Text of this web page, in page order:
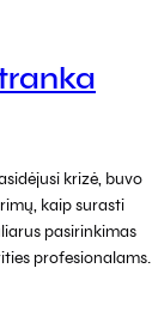
krizė, buvo
kaip surasti
pasirinkimas
profesionalams.